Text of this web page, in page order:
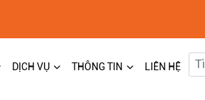
DỊCH VỤ THÔNG TIN LIÊN HỆ